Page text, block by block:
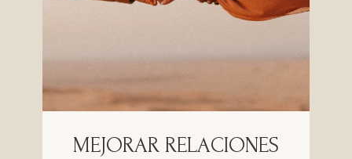
MEJORAR RELACIONES